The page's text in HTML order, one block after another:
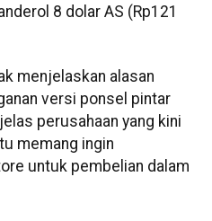
8 dolar AS (Rp121
menjelaskan alasan
versi ponsel pintar
perusahaan yang kini
memang ingin
untuk pembelian dalam